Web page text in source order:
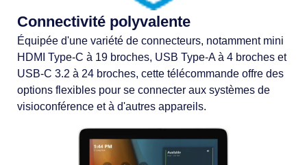
Connectivité polyvalente
Équipée d'une variété de connecteurs, notamment mini
HDMI Type-C à 19 broches, USB Type-A à 4 broches et
USB-C 3.2 à 24 broches, cette télécommande offre des
options flexibles pour se connecter aux systèmes de
visioconférence et à d'autres appareils.